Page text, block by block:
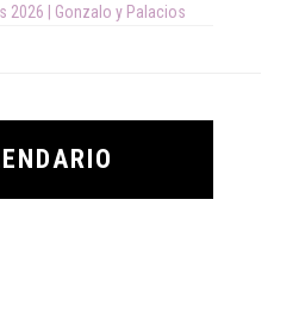
2026 | Gonzalo y Palacios